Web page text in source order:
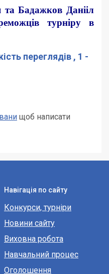
Данііл
турніру в
переглядів , 1 -
щоб написати
Навігація по сайту
Конкурси, турніри
Новини сайту
Виховна робота
Навчальний процес
Оголошення